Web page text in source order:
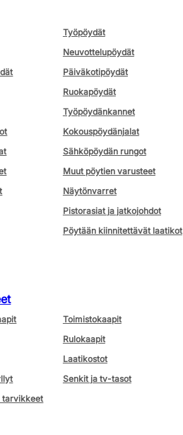
Työpöydät
Neuvottelupöydät
Päiväkotipöydät
Ruokapöydät
Työpöydänkannet
Kokouspöydänjalat
Sähköpöydän rungot
Muut pöytien varusteet
Näytönvarret
Pistorasiat ja jatkojohdot
Pöytään kiinnitettävät laatikot
Toimistokaapit
Rulokaapit
Laatikostot
Senkit ja tv-tasot
tarvikkeet